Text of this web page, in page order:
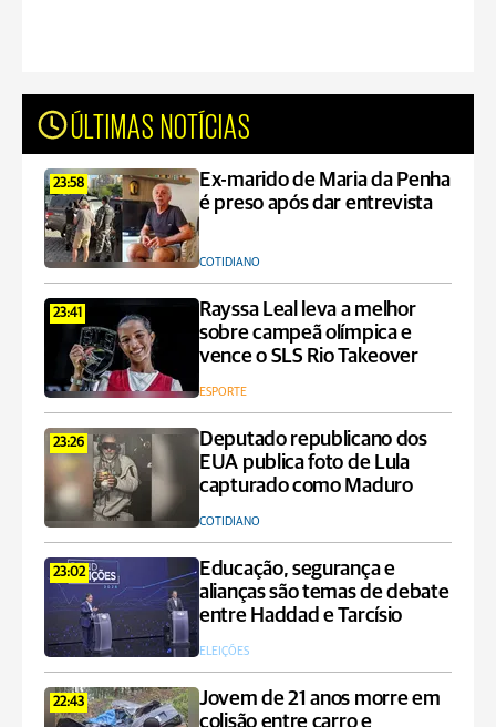
ÚLTIMAS NOTÍCIAS
23:58
Ex-marido de Maria da Penha
é preso após dar entrevista
COTIDIANO
23:41
Rayssa Leal leva a melhor
sobre campeã olímpica e
vence o SLS Rio Takeover
ESPORTE
23:26
Deputado republicano dos
EUA publica foto de Lula
capturado como Maduro
COTIDIANO
23:02
Educação, segurança e
alianças são temas de debate
entre Haddad e Tarcísio
ELEIÇÕES
22:43
Jovem de 21 anos morre em
colisão entre carro e